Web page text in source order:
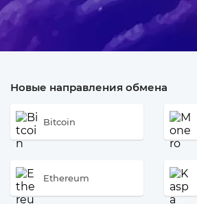
Новые направления обмена
Bitcoin
Ethereum